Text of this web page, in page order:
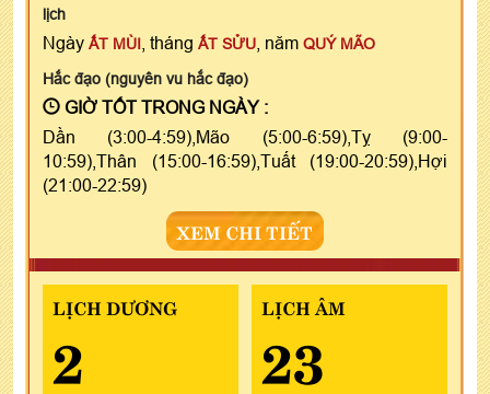
lịch
Ngày ẤT MÙI , tháng ẤT SỬU , năm QUÝ MÃO
Hắc đạo (nguyên vu hắc đạo)
GIỜ TỐT TRONG NGÀY :
Dần (3:00-4:59),Mão (5:00-6:59),Tỵ (9:00-
10:59),Thân (15:00-16:59),Tuất (19:00-20:59),Hợi
(21:00-22:59)
XEM CHI TIẾT
LỊCH DƯƠNG
2
LỊCH ÂM
23